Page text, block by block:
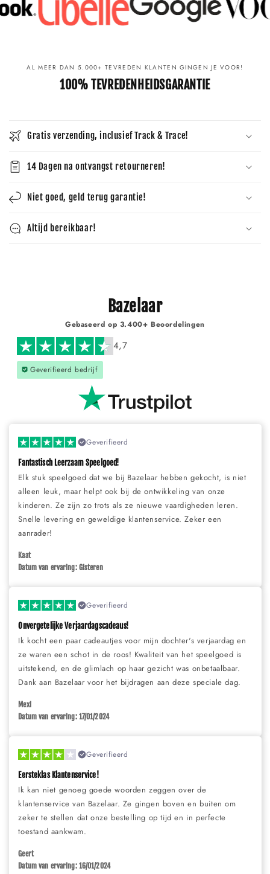
AL MEER DAN 5.000+ TEVREDEN KLANTEN GINGEN JE VOOR!
100% TEVREDENHEIDSGARANTIE
Gratis verzending, inclusief Track & Trace!
14 Dagen na ontvangst retourneren!
Niet goed, geld terug garantie!
Altijd bereikbaar!
Bazelaar
Gebaseerd op 3.400+ Beoordelingen
4,7
Geverifieerd bedrijf
Geverifieerd
Fantastisch Leerzaam Speelgoed!
Elk stuk speelgoed dat we bij Bazelaar hebben gekocht, is niet
alleen leuk, maar helpt ook bij de ontwikkeling van onze
kinderen. Ze zijn zo trots als ze nieuwe vaardigheden leren.
Snelle levering en geweldige klantenservice. Zeker een
aanrader!
Kaat
Datum van ervaring: Gisteren
Geverifieerd
Onvergetelijke Verjaardagscadeaus!
Ik kocht een paar cadeautjes voor mijn dochter's verjaardag en
ze waren een schot in de roos! Kwaliteit van het speelgoed is
uitstekend, en de glimlach op haar gezicht was onbetaalbaar.
Dank aan Bazelaar voor het bijdragen aan deze speciale dag.
Mexi
Datum van ervaring: 17/01/2024
Geverifieerd
Eersteklas Klantenservice!
Ik kan niet genoeg goede woorden zeggen over de
klantenservice van Bazelaar. Ze gingen boven en buiten om
zeker te stellen dat onze bestelling op tijd en in perfecte
toestand aankwam.
Geert
Datum van ervaring: 16/01/2024